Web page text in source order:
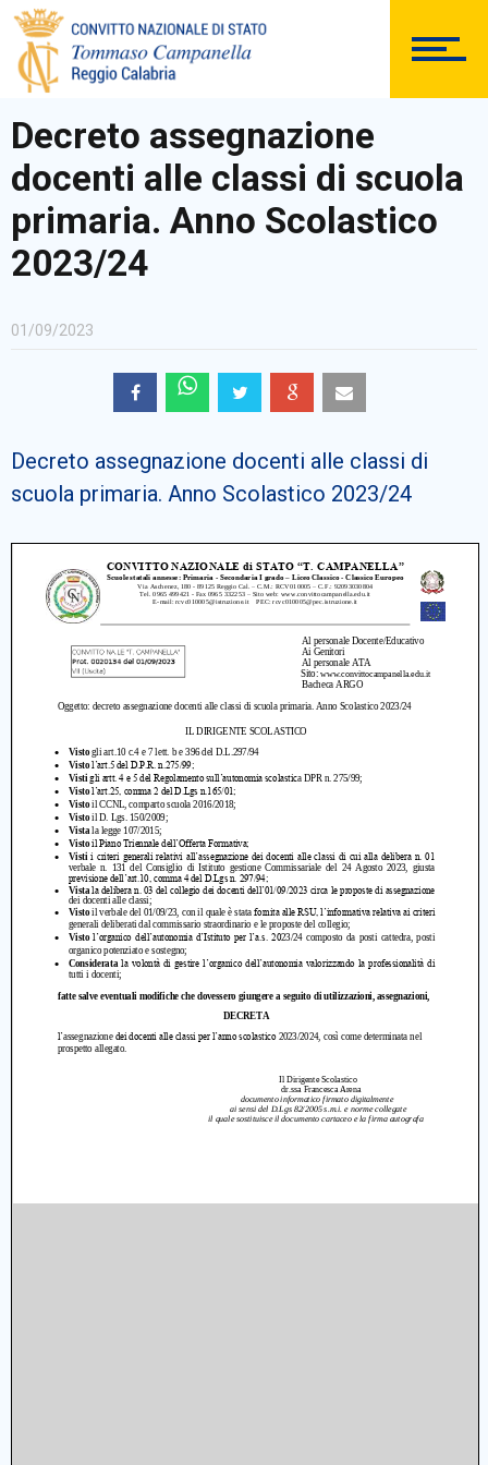
DOCUMENTAZIONE
PERSONALE
Decreto assegnazione
docenti alle classi di scuola
primaria. Anno Scolastico
2023/24
01/09/2023
Decreto assegnazione docenti alle classi di
scuola primaria. Anno Scolastico 2023/24